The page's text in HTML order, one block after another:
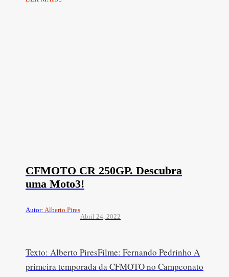
CFMOTO CR 250GP. Descubra
uma Moto3!
Autor: Alberto Pires
Abril 24, 2022
Texto: Alberto PiresFilme: Fernando Pedrinho A
primeira temporada da CFMOTO no Campeonato